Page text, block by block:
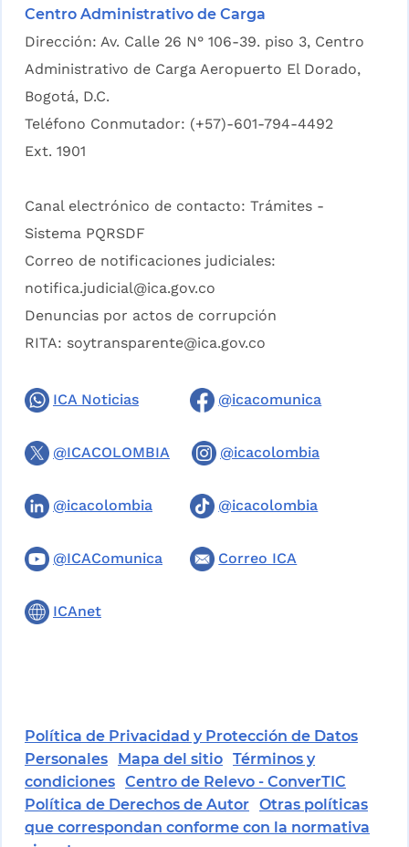
Centro Administrativo de Carga
Dirección: Av. Calle 26 N° 106-39. piso 3, Centro
Administrativo de Carga Aeropuerto El Dorado,
Bogotá, D.C.
Teléfono Conmutador: (+57)-601-794-4492
Ext. 1901
Canal electrónico de contacto: Trámites -
Sistema PQRSDF
Correo de notificaciones judiciales:
notifica.judicial@ica.gov.co
Denuncias por actos de corrupción
RITA: soytransparente@ica.gov.co
ICA Noticias @icacomunica
@ICACOLOMBIA @icacolombia
@icacolombia @icacolombia
@ICAComunica Correo ICA
ICAnet
Política de Privacidad y Protección de Datos
Personales
Mapa del sitio Términos y
condiciones Centro de Relevo - ConverTIC
Política de Derechos de Autor Otras políticas
que correspondan conforme con la normativa